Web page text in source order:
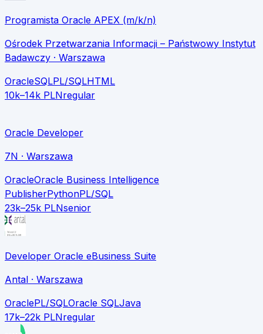
Programista Oracle APEX (m/k/n)
Ośrodek Przetwarzania Informacji – Państwowy Instytut
Badawczy · Warszawa
OracleSQLPL/SQLHTML
10k–14k PLNregular
Oracle Developer
7N · Warszawa
OracleOracle Business Intelligence
PublisherPythonPL/SQL
23k–25k PLNsenior
Developer Oracle eBusiness Suite
Antal · Warszawa
OraclePL/SQLOracle SQLJava
17k–22k PLNregular